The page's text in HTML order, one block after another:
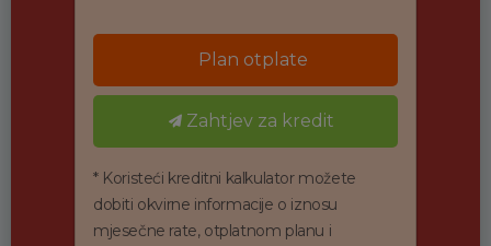
Plan otplate
Zahtjev za kredit
* Koristeći kreditni kalkulator možete
dobiti okvirne informacije o iznosu
mjesečne rate, otplatnom planu i